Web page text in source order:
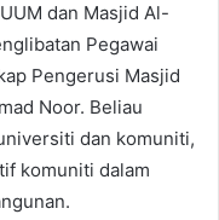
dan Masjid Al-
Pegawai
Pengerusi Masjid
Noor. Beliau
dan komuniti,
komuniti dalam